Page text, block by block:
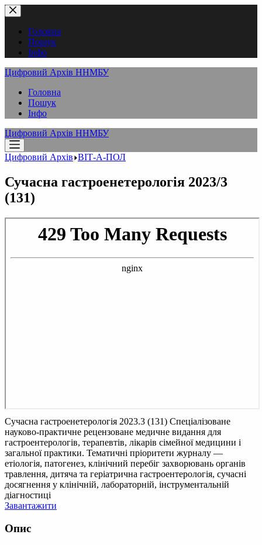
Перейти
до
вмістуГоловна
Пошук
Інфо
Цифровий Архів ННМБУ
Головна
Пошук
Інфо
Цифровий Архів ННМБУ
Цифровий Архів ВІТ-А-ПОЛ
Сучасна гастроенетерологія 2023/3
(131)
Сучасна гастроенетерологія 2023.3 (131) Спеціалізоване
науково-практичне рецензоване медичне видання для
гастроентерологів, терапевтів, лікарів сімейної медицини і
загальної практики. Тематичні пріоритети журналу —
етіологія, патогенез, клінічний перебіг захворювань органів
травлення, дитяча та геріатрична гастроентерологія, сучасні
досягнення у клінічній, лабораторній, інструментальній
діагностиці
Завантажити
Опис